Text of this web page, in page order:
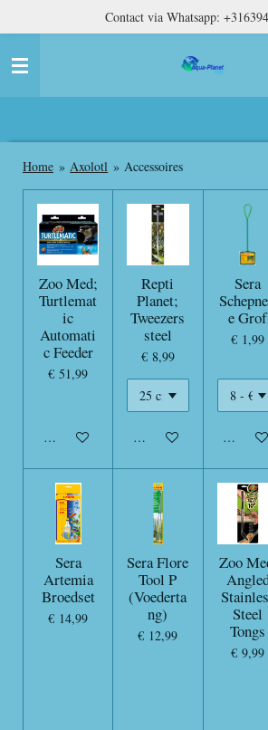
naar
hoofdinhoud
Contact via Whatsapp:
Home » Axolotl » Accessoires
Zoo Med;
Turtlemat
ic
Automati
c Feeder
€ 51,99
In winkelwagen
Repti
Planet;
Tweezers
steel
€ 8,99
In winkelwagen
Sera
e Grof
€ 1,99
In
Sera
Artemia
Broedset
€ 14,99
Sera Flore
Tool P
(Voederta
ng)
€ 12,99
Zoo
Steel
Tongs
€ 9,99